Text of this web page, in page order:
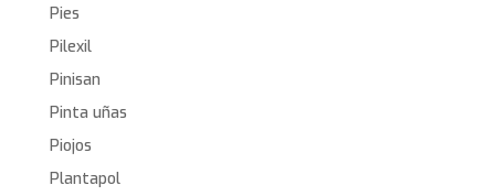
Pies
Pilexil
Pinisan
Pinta uñas
Piojos
Plantapol